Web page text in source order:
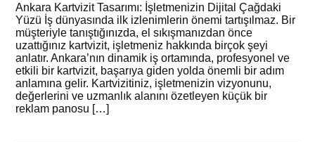
Ankara Kartvizit Tasarımı: İşletmenizin Dijital Çağdaki
Yüzü İş dünyasında ilk izlenimlerin önemi tartışılmaz. Bir
müşteriyle tanıştığınızda, el sıkışmanızdan önce
uzattığınız kartvizit, işletmeniz hakkında birçok şeyi
anlatır. Ankara’nın dinamik iş ortamında, profesyonel ve
etkili bir kartvizit, başarıya giden yolda önemli bir adım
anlamına gelir. Kartvizitiniz, işletmenizin vizyonunu,
değerlerini ve uzmanlık alanını özetleyen küçük bir
reklam panosu […]